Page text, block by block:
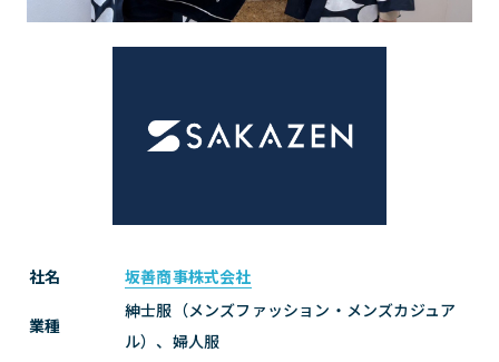
社名 坂善商事株式会社
業種
紳士服（メンズファッション・メンズカジュア
ル）、婦人服